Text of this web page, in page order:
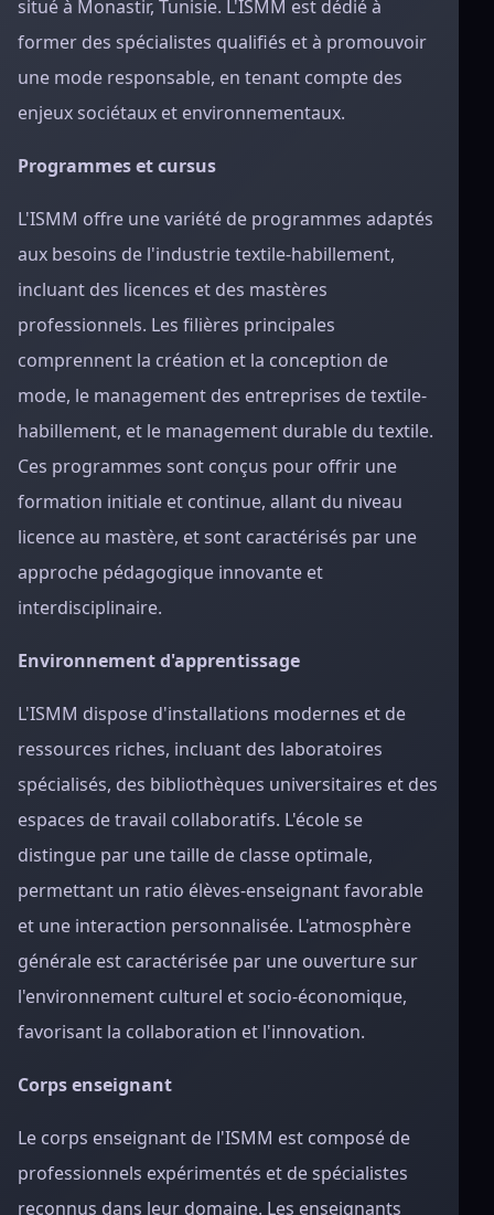
situé à Monastir, Tunisie. L'ISMM est dédié à
former des spécialistes qualifiés et à promouvoir
une mode responsable, en tenant compte des
enjeux sociétaux et environnementaux.
Programmes et cursus
L'ISMM offre une variété de programmes adaptés
aux besoins de l'industrie textile-habillement,
incluant des licences et des mastères
professionnels. Les filières principales
comprennent la création et la conception de
mode, le management des entreprises de textile-
habillement, et le management durable du textile.
Ces programmes sont conçus pour offrir une
formation initiale et continue, allant du niveau
licence au mastère, et sont caractérisés par une
approche pédagogique innovante et
interdisciplinaire.
Environnement d'apprentissage
L'ISMM dispose d'installations modernes et de
ressources riches, incluant des laboratoires
spécialisés, des bibliothèques universitaires et des
espaces de travail collaboratifs. L'école se
distingue par une taille de classe optimale,
permettant un ratio élèves-enseignant favorable
et une interaction personnalisée. L'atmosphère
générale est caractérisée par une ouverture sur
l'environnement culturel et socio-économique,
favorisant la collaboration et l'innovation.
Corps enseignant
Le corps enseignant de l'ISMM est composé de
professionnels expérimentés et de spécialistes
reconnus dans leur domaine. Les enseignants